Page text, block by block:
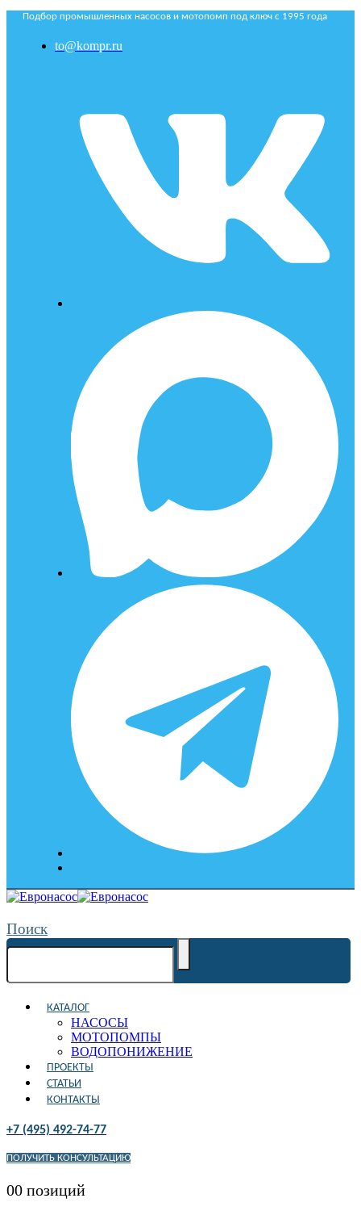
Подбор промышленных насосов и мотопомп под ключ с 1995 года
to@kompr.ru
Поиск
КАТАЛОГ
НАСОСЫ
МОТОПОМПЫ
ВОДОПОНИЖЕНИЕ
ПРОЕКТЫ
СТАТЬИ
КОНТАКТЫ
+7 (495) 492-74-77
ПОЛУЧИТЬ КОНСУЛЬТАЦИЮ
00 позиций